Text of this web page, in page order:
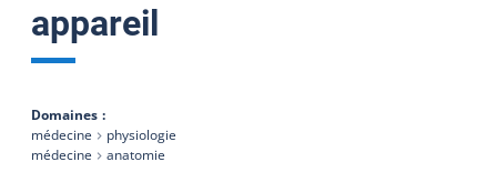
appareil
Domaines
médecine
physiologie
médecine
anatomie